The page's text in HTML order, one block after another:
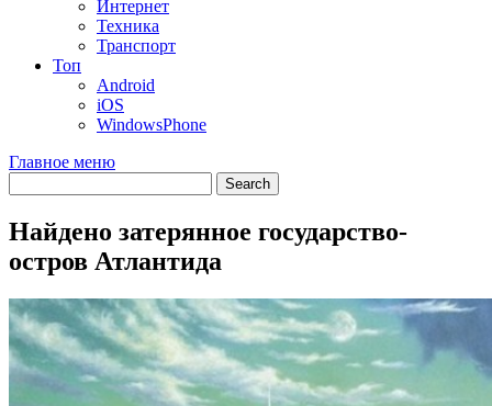
Интернет
Техника
Транспорт
Топ
Android
iOS
WindowsPhone
Главное меню
Найдено затерянное государство-
остров Атлантида